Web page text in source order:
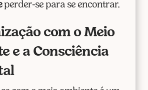
perder-se para se encontrar.
com o Meio
e a Consciência